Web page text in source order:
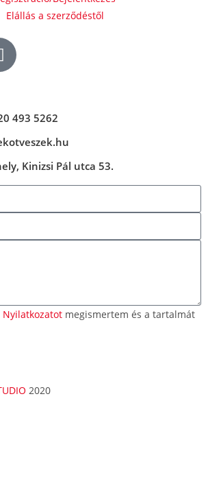
Elállás a szerződéstől
493 5262
Kinizsi Pál utca 53.
megismertem és a tartalmát
2020